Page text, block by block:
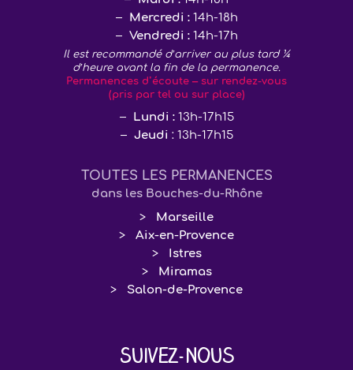
Mercredi :14h-18h
Vendredi :14h-17h
Il est recommandé d’arriver au plus tard ¼
d’heure avant la fin de la permanence.
Permanences d’écoute – sur rendez-vous
(pris par tel ou sur place)
Lundi :13h-17h15
Jeudi : 13h-17h15
TOUTES LES PERMANENCES
dans les Bouches-du-Rhône
Marseille
Aix-en-Provence
Istres
Miramas
Salon-de-Provence
Suivez-nous